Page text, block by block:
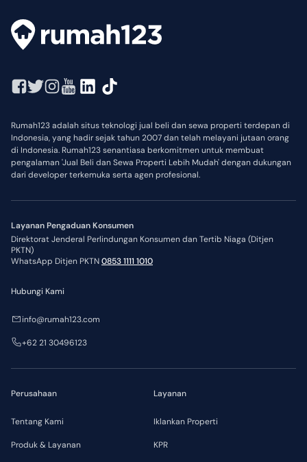
Rumah123 adalah situs teknologi jual beli dan sewa properti terdepan di
Indonesia, yang hadir sejak tahun 2007 dan telah melayani jutaan orang
di Indonesia. Rumah123 senantiasa berkomitmen untuk membuat
pengalaman 'Jual Beli dan Sewa Properti Lebih Mudah' dengan dukungan
dari developer terkemuka serta agen profesional.
Layanan Pengaduan Konsumen
Direktorat Jenderal Perlindungan Konsumen dan Tertib Niaga (Ditjen
PKTN)
WhatsApp Ditjen PKTN0853 1111 1010
Perusahaan
Tentang Kami
Produk & Layanan
Layanan
Iklankan Properti
KPR
Hubungi Kami
info@rumah123.com
+62 21 30496123